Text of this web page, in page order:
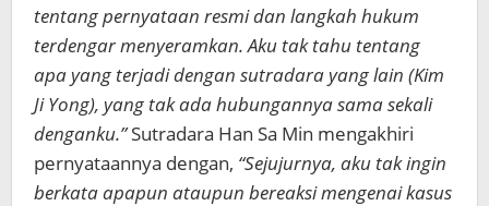
tentang pernyataan resmi dan langkah hukum
terdengar menyeramkan. Aku tak tahu tentang
apa yang terjadi dengan sutradara yang lain (Kim
Ji Yong), yang tak ada hubungannya sama sekali
denganku.”Sutradara Han Sa Min mengakhiri
pernyataannya dengan, “Sejujurnya, aku tak ingin
berkata apapun ataupun bereaksi mengenai kasus